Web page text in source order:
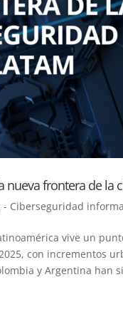
nueva frontera de la
- Ciberseguridad
vive un
con incrementos
y Argentina han